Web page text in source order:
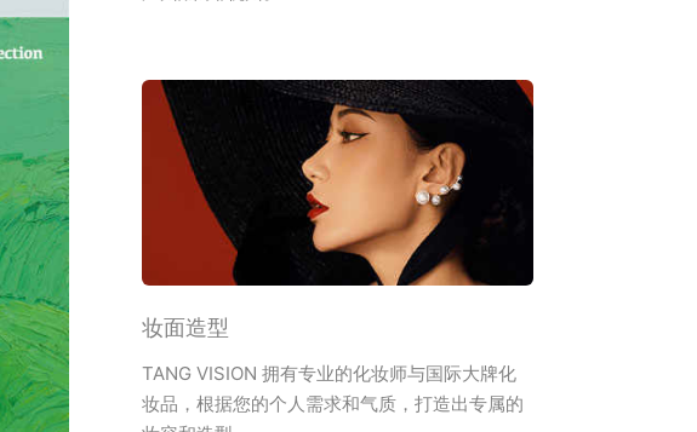
妆面造型
TANG VISION 拥有专业的化妆师与国际大牌化
妆品，根据您的个人需求和气质，打造出专属的